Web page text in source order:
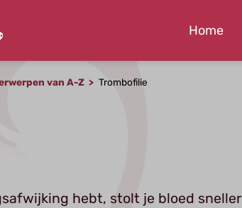
Home
van A-Z Trombofilie
hebt, stolt je bloed sneller